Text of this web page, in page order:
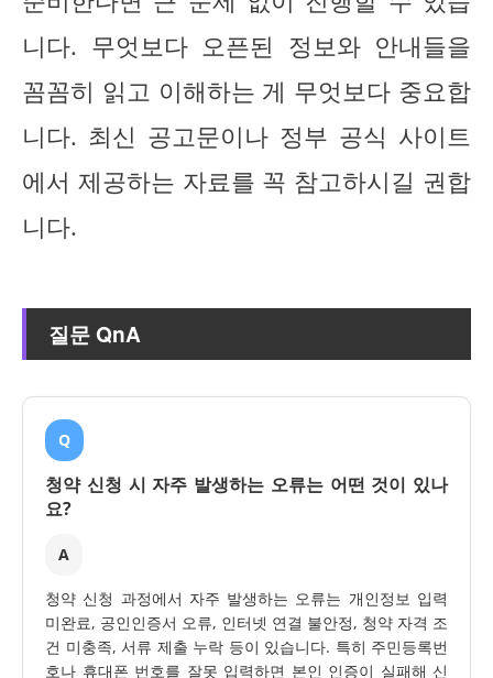
니다. 무엇보다 오픈된 정보와 안내들을
꼼꼼히 읽고 이해하는 게 무엇보다 중요합
니다. 최신 공고문이나 정부 공식 사이트
에서 제공하는 자료를 꼭 참고하시길 권합
니다.
질문 QnA
Q
청약 신청 시 자주 발생하는 오류는 어떤 것이 있나
요?
A
청약 신청 과정에서 자주 발생하는 오류는 개인정보 입력
미완료, 공인인증서 오류, 인터넷 연결 불안정, 청약 자격 조
건 미충족, 서류 제출 누락 등이 있습니다. 특히 주민등록번
호나 휴대폰 번호를 잘못 입력하면 본인 인증이 실패해 신